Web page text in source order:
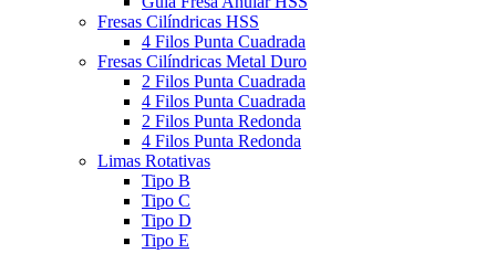
Fresas Cilíndricas HSS
4 Filos Punta Cuadrada
Fresas Cilíndricas Metal Duro
2 Filos Punta Cuadrada
4 Filos Punta Cuadrada
2 Filos Punta Redonda
4 Filos Punta Redonda
Limas Rotativas
Tipo B
Tipo C
Tipo D
Tipo E